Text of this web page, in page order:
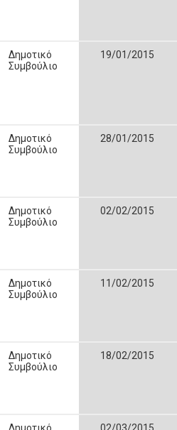
Δημοτικό
Συμβούλιο
19/01/2015
Δημοτικό
Συμβούλιο
28/01/2015
Δημοτικό
Συμβούλιο
02/02/2015
Δημοτικό
Συμβούλιο
11/02/2015
Δημοτικό
Συμβούλιο
18/02/2015